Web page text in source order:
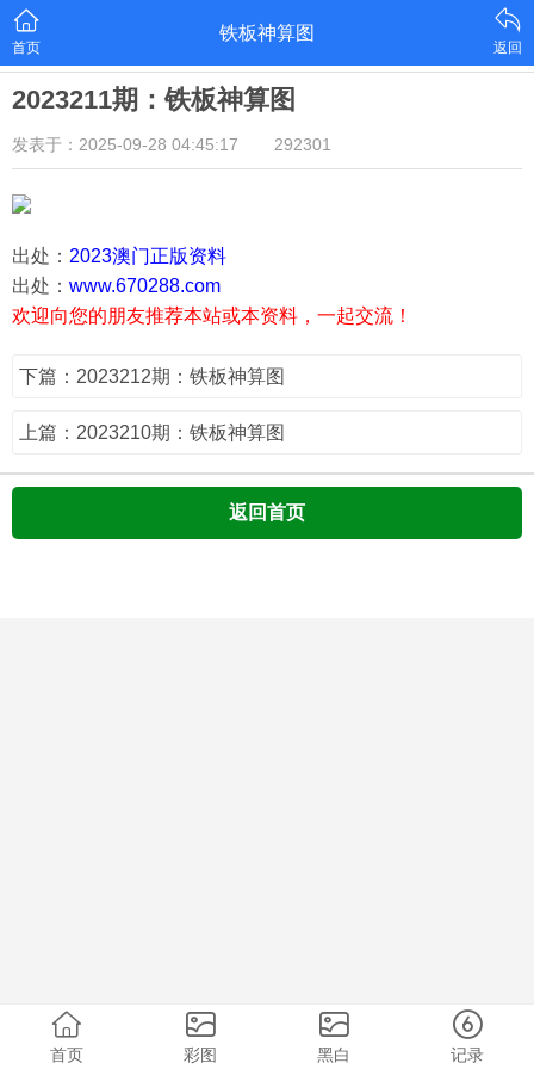
首页
铁板神算图
返回
2023211期：铁板神算图
发表于：2025-09-28 04:45:17 292301
出处： 2023澳门正版资料
出处： www.670288.com
欢迎向您的朋友推荐本站或本资料，一起交流！
下篇：2023212期：铁板神算图
上篇：2023210期：铁板神算图
返回首页
首页 彩图 黑白 记录